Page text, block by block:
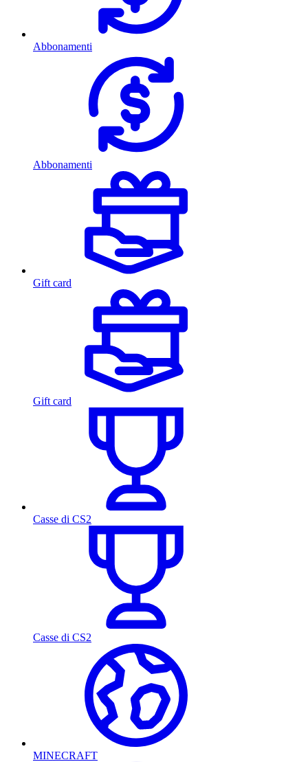
Abbonamenti
Abbonamenti
Gift card
Gift card
Casse di CS2
Casse di CS2
MINECRAFT